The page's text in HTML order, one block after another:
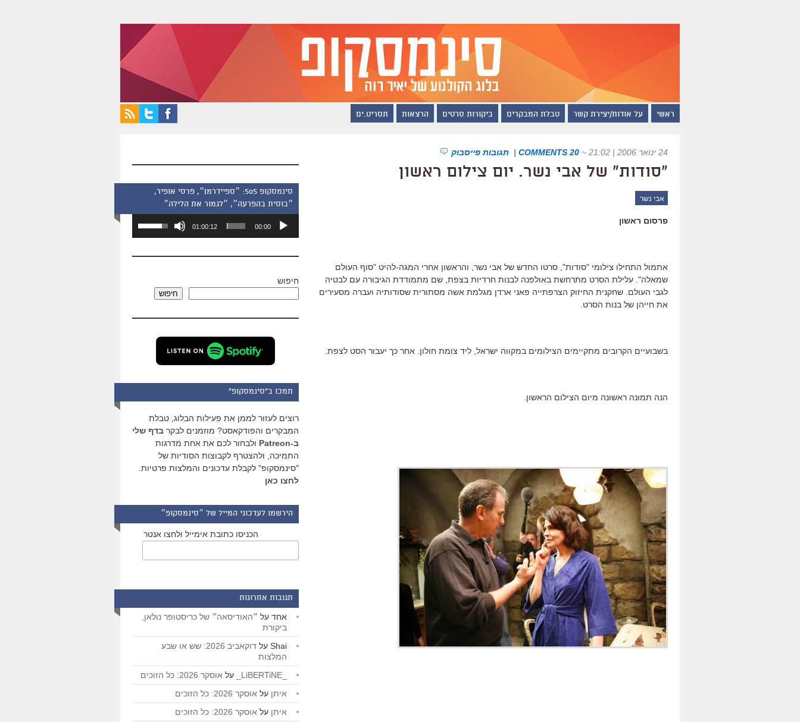
ראשי על אודות/יצירת קשר טבלת המבקרים ביקורות סרטים הרצאות תסריט.ים
24 ינואר 2006 | 21:02 ~
20 COMMENTS
| תגובות פייסבוק
"סודות" של אבי נשר. יום צילום ראשון
אבי נשר
פרסום ראשון
אתמול התחילו צילומי "סודות", סרטו החדש של אבי נשר, והראשון אחרי המגה-להיט "סוף העולם
שמאלה". עלילת הסרט מתרחשת באולפנה לבנות חרדיות בצפת, שם מתמודדת הגיבורה עם לבטיה
לגבי העולם. שחקנית החיזוק הצרפתייה פאני ארדן מגלמת אשה מסתורית שסודותיה ועברה מסעירים
את חייהן של בנות הסרט.
בשבועיים הקרובים מתקיימים הצילומים במקווה ישראל, ליד צומת חולון. אחר כך יעבור הסט לצפת.
הנה תמונה ראשונה מיום הצילום הראשון.
סינמסקופ 505: ״ספיידרמן״, פרסי אופיר,
״בוסית בהפרעה״, ״לגמור את הלילה״
אודיו
00:00
01:00:12
השתמש
כדי
שמע.
חיפוש
חיפוש
תמכו ב"סינמסקופ"
רוצים לעזור לממן את פעילות הבלוג, טבלת
המבקרים והפודקאסט? מוזמנים לבקר בדף שלי
ב-Patreon
ולבחור לכם את אחת מדרגות
התמיכה, ולהצטרף לקבוצות הסודיות של
"סינמסקופ" לקבלת עדכונים והמלצות פרטיות.
לחצו כאן
הירשמו לעדכוני המייל של ״סינמסקופ״
הכניסו כתובת אימייל ולחצו אנטר
תגובות אחרונות
אחד על ״האודיסאה״ של כריסטופר נולאן,
ביקורת
Shai על
דוקאביב 2026: שש או שבע
המלצות
על אוסקר 2026: כל הזוכים
איתן על אוסקר 2026: כל הזוכים
איתן על אוסקר 2026: כל הזוכים